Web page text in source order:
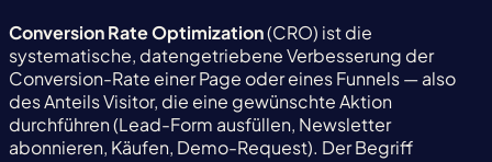
Conversion Rate Optimization(CRO) ist die
systematische, datengetriebene Verbesserung der
Conversion-Rate einer Page oder eines Funnels — also
des Anteils Visitor, die eine gewünschte Aktion
durchführen (Lead-Form ausfüllen, Newsletter
abonnieren, Käufen, Demo-Request). Der Begriff